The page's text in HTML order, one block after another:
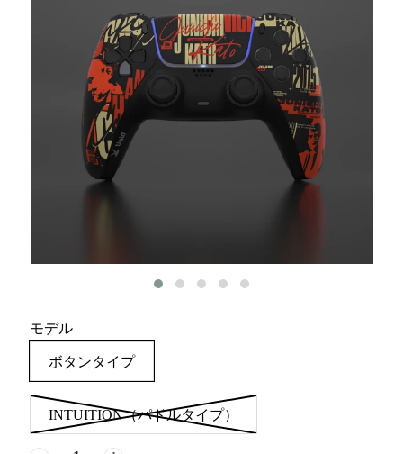
モデル
ボタンタイプ
INTUITION（パドルタイプ）